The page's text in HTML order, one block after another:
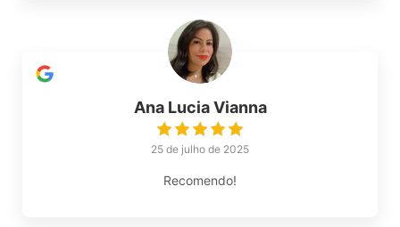
Ana Lucia Vianna
25 de julho de 2025
Recomendo!